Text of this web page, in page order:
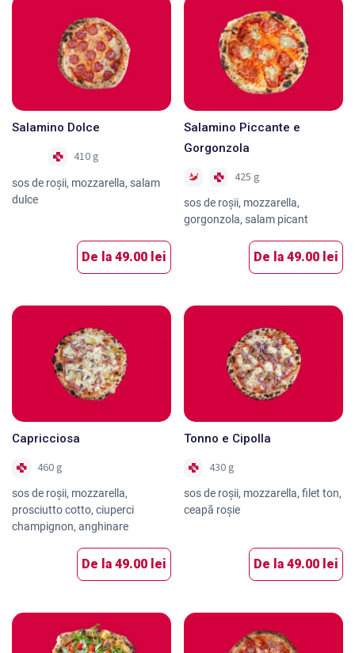
Salamino Dolce
410 g
sos de roşii, mozzarella, salam
dulce
De la 49.00 lei
Salamino Piccante e
Gorgonzola
425 g
sos de roșii, mozzarella,
gorgonzola, salam picant
De la 49.00 lei
Capricciosa
460 g
sos de roşii, mozzarella,
prosciutto cotto, ciuperci
champignon, anghinare
De la 49.00 lei
Tonno e Cipolla
430 g
sos de roşii, mozzarella, filet ton,
ceapă roşie
De la 49.00 lei